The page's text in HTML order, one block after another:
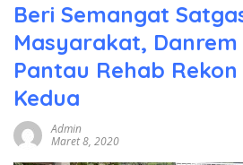
Beri Semangat
Masyarakat, Danrem
Pantau Rehab
Kedua
Admin
Maret 8, 2020